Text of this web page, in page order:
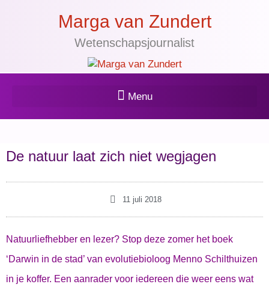
Marga van Zundert
Wetenschapsjournalist
De natuur laat zich niet wegjagen
11 juli 2018
Natuurliefhebber en lezer? Stop deze zomer het boek
‘Darwin in de stad’ van evolutiebioloog Menno Schilthuizen
in je koffer. Een aanrader voor iedereen die weer eens wat